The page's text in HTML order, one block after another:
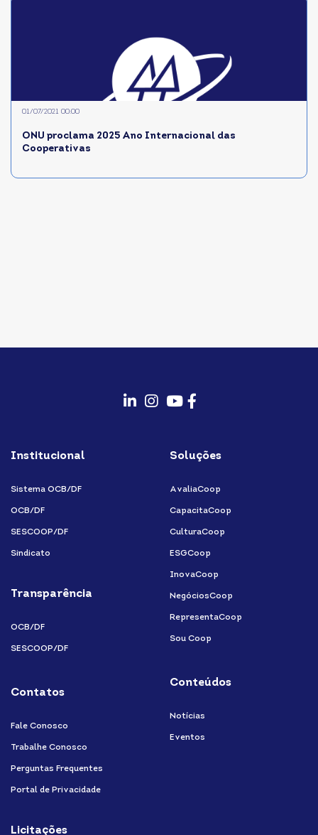
ONU proclama 2025 Ano Internacional das
Cooperativas
01/07/2021 00:00
instagram
youtubefacebook-
f
Institucional
Sistema OCB/DF
OCB/DF
SESCOOP/DF
Sindicato
Transparência
OCB/DF
SESCOOP/DF
Contatos
Fale Conosco
Trabalhe Conosco
Perguntas Frequentes
Portal de Privacidade
Licitações
Soluções
AvaliaCoop
CapacitaCoop
CulturaCoop
ESGCoop
InovaCoop
NegóciosCoop
RepresentaCoop
Sou Coop
Conteúdos
Notícias
Eventos